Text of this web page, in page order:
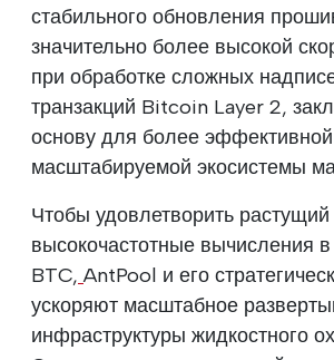
стабильного обновления
значительно более высокой
при обработке сложных
транзакций Bitcoin Layer 2,
основу для более
масштабируемой экосистемы
Чтобы удовлетворить
высокочастотные вычисления в
BTC, AntPool и его
ускоряют масштабное
инфраструктуры жидкостного